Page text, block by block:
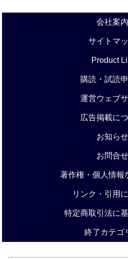
会社案内
サイトマ
Product
購読・試読
運営ウェブ
広告掲載に
お知らせ
お問合せ
著作権・個人情報
リンク・引用
特定商取引法に
終了カテゴ